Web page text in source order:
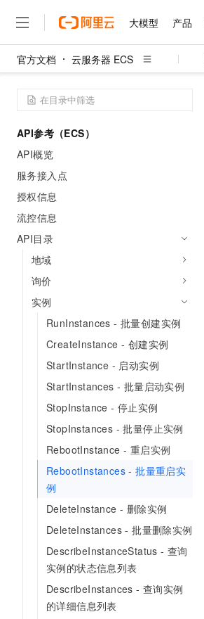
大模型 产品
官方文档 云服务器 ECS
API参考（ECS）
API概览
服务接入点
授权信息
流控信息
API目录
地域
询价
实例
RunInstances - 批量创建实例
CreateInstance - 创建实例
StartInstance - 启动实例
StartInstances - 批量启动实例
StopInstance - 停止实例
StopInstances - 批量停止实例
RebootInstance - 重启实例
RebootInstances - 批量重启实
例
DeleteInstance - 删除实例
DeleteInstances - 批量删除实例
DescribeInstanceStatus - 查询
实例的状态信息列表
DescribeInstances - 查询实例
的详细信息列表
大模型
产品
精选产品
计算
容器
网络与CDN
安全
中间件
数据库
大数据计算
媒体服务
企业服务与云通信
域名与网站
终端用户计算
Serverless
开发工具
解决方案
精选解决方案
互联网应用开发
大数据
安全
网络
上云与迁云
企业出海
权益
定价
云市场
伙伴
服务
了解阿里云